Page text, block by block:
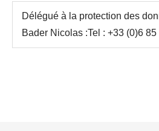
Délégué à la protection des
Bader Nicolas :Tel : +33 (0)6